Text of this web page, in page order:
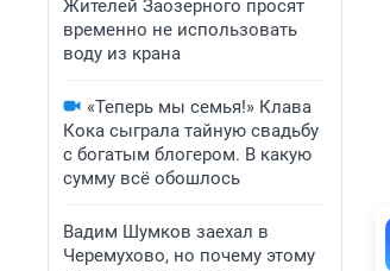
Жителей Заозерного просят
временно не использовать
воду из крана
«Теперь мы семья!» Клава
Кока сыграла тайную свадьбу
с богатым блогером. В какую
сумму всё обошлось
Вадим Шумков заехал в
Черемухово, но почему этому